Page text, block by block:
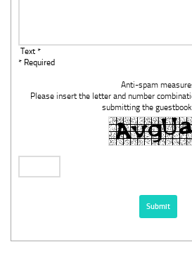
Text *
* Required
Anti-spam
Please insert the letter and number
submitting the